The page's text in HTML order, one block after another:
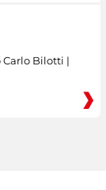
Carlo Bilotti |